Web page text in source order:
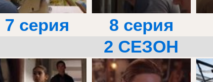
7 серия 8 серия
2 СЕЗОН